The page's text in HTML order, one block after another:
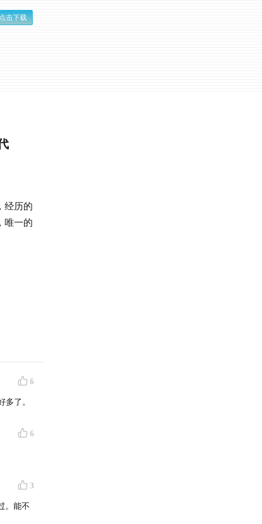
击下载
经历的
唯一的
6
了。
6
3
。能不